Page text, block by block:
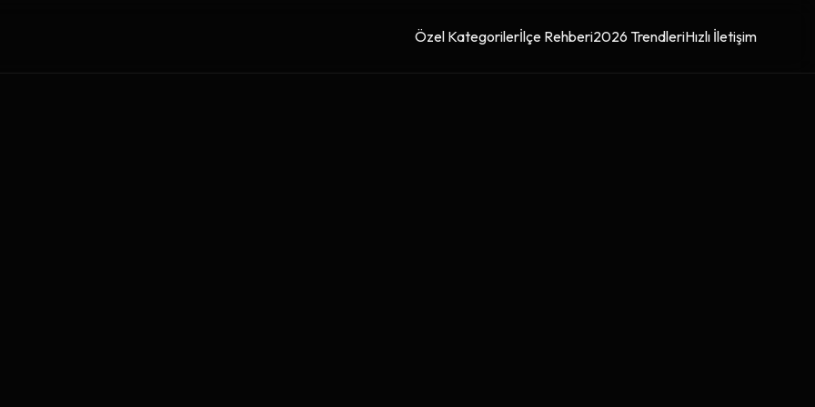
Özel Kategorilerİlçe Rehberi2026 TrendleriHızlı İletişim